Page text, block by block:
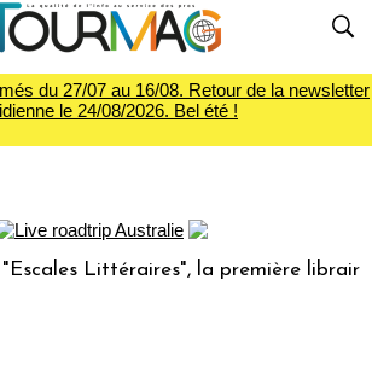
du 27/07 au 16/08. Retour de la newsletter
le 24/08/2026. Bel été !
Littéraires", la première librairie du